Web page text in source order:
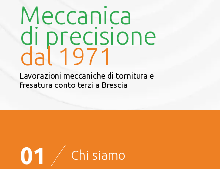
Meccanica
di precisione
dal 1971
Lavorazioni meccaniche di tornitura e
fresatura conto terzi a Brescia
01 Chi siamo